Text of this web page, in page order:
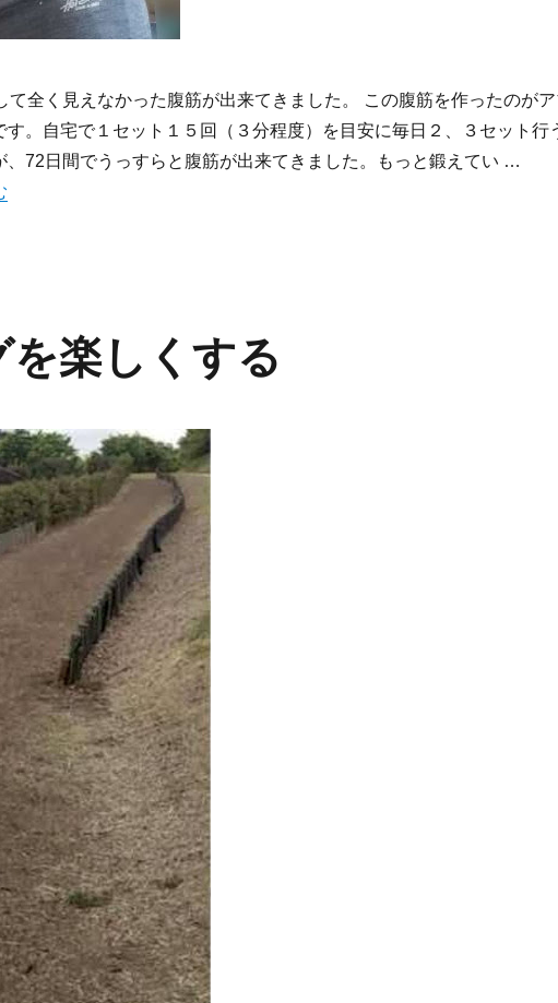
て全く見えなかった腹筋が出来てきました。 この腹筋を作ったのが
す。自宅で１セット１５回（３分程度）を目安に毎日２、３セット行
、72日間でうっすらと腹筋が出来てきました。もっと鍛えてい …
楽して腹筋を作ろう” の
楽しくする